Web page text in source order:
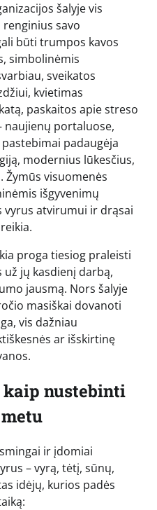
šalyje vis
savo
būti trumpos kavos
simbolinėmis
sveikatos
kvietimas
paskaitos apie streso
naujienų portaluose,
padaugėja
modernius lūkesčius,
Žymūs visuomenės
išgyvenimų
atvirumui ir drąsai
proga tiesiog praleisti
jų kasdienį darbą,
jausmą. Nors šalyje
masiškai dovanoti
vis dažniau
ar išskirtinę
kaip nustebinti
ir įdomiai
– vyrą, tėtį, sūnų,
idėjų, kurios padės